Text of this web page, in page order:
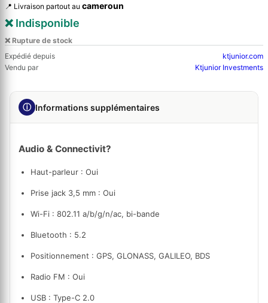
📍 Livraison partout au cameroun
❌ Indisponible
❌ Rupture de stock
Expédié depuis
ktjunior.com
Vendu par
Ktjunior Investments
ⓘ Informations supplémentaires
Audio & Connectivit?
Haut-parleur : Oui
Prise jack 3,5 mm : Oui
Wi-Fi : 802.11 a/b/g/n/ac, bi-bande
Bluetooth : 5.2
Positionnement : GPS, GLONASS, GALILEO, BDS
Radio FM : Oui
USB : Type-C 2.0